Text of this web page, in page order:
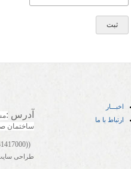
اخبـــار
ارتباط با ما آدرس :
ساختمان
((05141417000))
طراحی